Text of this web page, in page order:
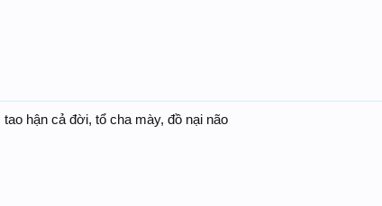
hận cả đời, tổ cha mày, đồ nại não